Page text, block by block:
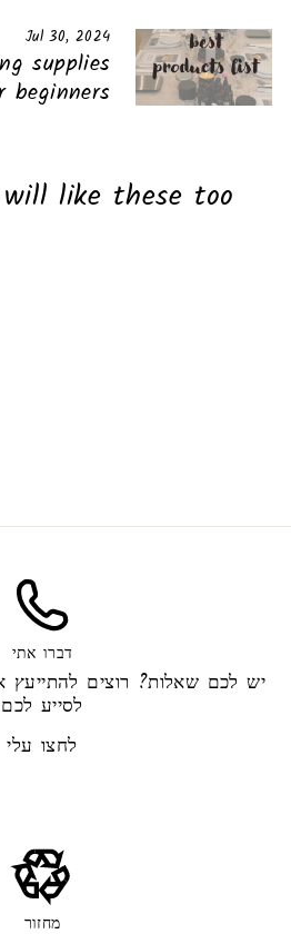
Jul 30, 2024
supplies
like these too
דברו אתי
יש לכם שאלות? רוצים להתייעץ
לסייע לכם
לחצו עלי
מחזור